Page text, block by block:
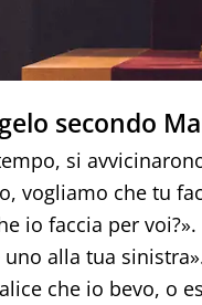
secondo
si
vogliamo che tu
io faccia per
uno alla tua
che io bevo, o